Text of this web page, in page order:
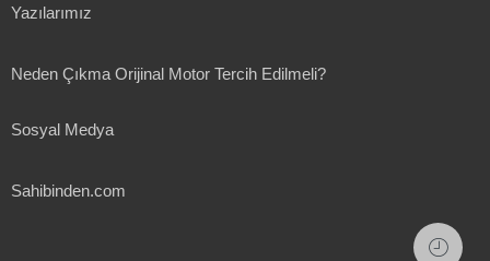
Yazılarımız
Neden Çıkma Orijinal Motor Tercih Edilmeli?
Sosyal Medya
Sahibinden.com